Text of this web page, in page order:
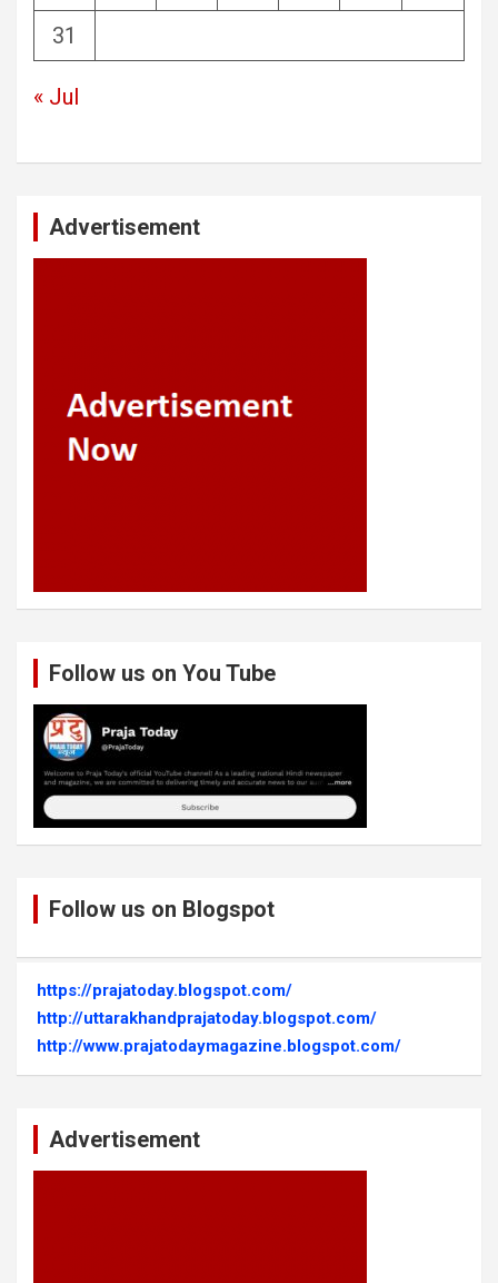
31
« Jul
Advertisement
Follow us on You Tube
Follow us on Blogspot
https://prajatoday.blogspot.com/
http://uttarakhandprajatoday.blogspot.com/
http://www.prajatodaymagazine.blogspot.com/
Advertisement